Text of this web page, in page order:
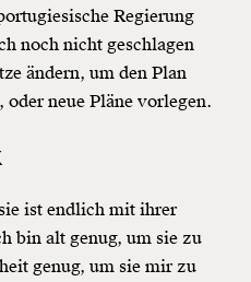
1/3
Regierung
noch nicht geschlagen
ändern, um den Plan
neue Pläne vorlegen.
ist endlich mit ihrer
bin alt genug, um sie zu
genug, um sie mir zu